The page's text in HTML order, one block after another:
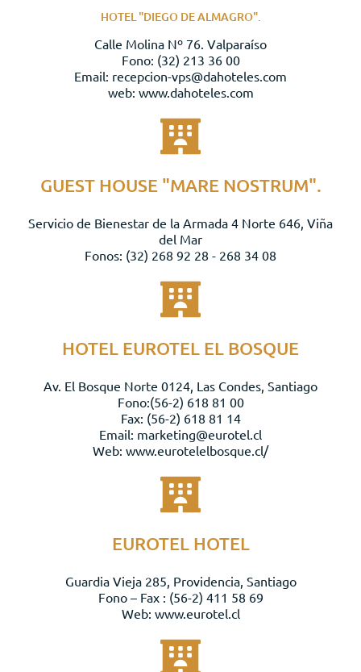
HOTEL "DIEGO DE ALMAGRO".
Calle Molina Nº 76. Valparaíso
Fono: (32) 213 36 00
Email: recepcion-vps@dahoteles.com
web: www.dahoteles.com
GUEST HOUSE "MARE NOSTRUM".
Servicio de Bienestar de la Armada 4 Norte 646, Viña
del Mar
Fonos: (32) 268 92 28 - 268 34 08
HOTEL EUROTEL EL BOSQUE
Av. El Bosque Norte 0124, Las Condes, Santiago
Fono:(56-2) 618 81 00
Fax: (56-2) 618 81 14
Email: marketing@eurotel.cl
Web: www.eurotelelbosque.cl/
EUROTEL HOTEL
Guardia Vieja 285, Providencia, Santiago
Fono – Fax : (56-2) 411 58 69
Web: www.eurotel.cl